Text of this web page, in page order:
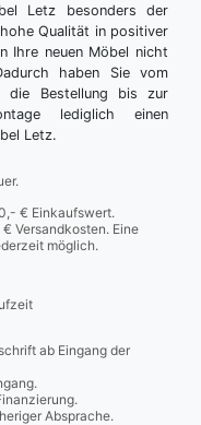
Letz besonders der
Qualität in positiver
Ihre neuen Möbel nicht
haben Sie vom
die Bestellung bis zur
lediglich einen
Letz.
€ Einkaufswert.
Versandkosten. Eine
möglich.
ab Eingang der
Absprache.